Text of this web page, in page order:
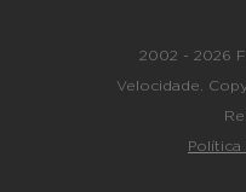
2002 - 2026
Velocidade.
Política